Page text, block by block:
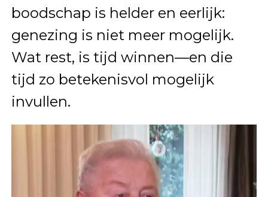
boodschap is helder en eerlijk:
genezing is niet meer mogelijk.
Wat rest, is tijd winnen—en die
tijd zo betekenisvol mogelijk
invullen.